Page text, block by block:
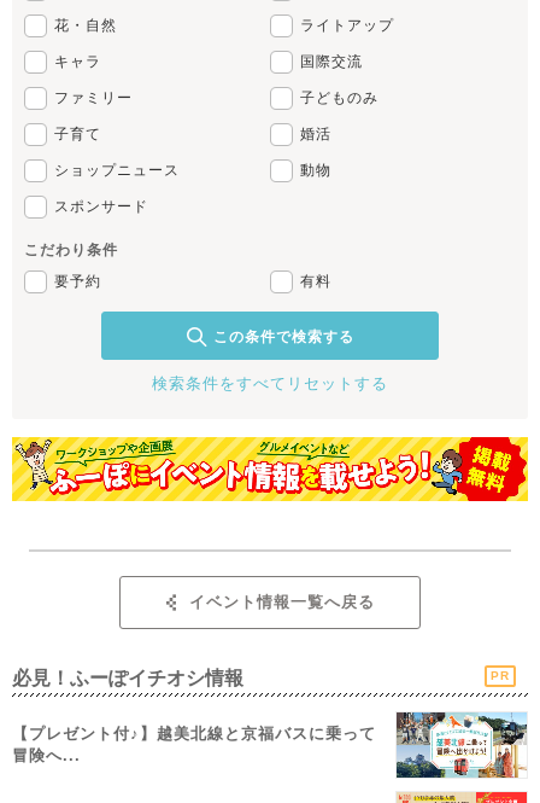
花・自然 ライトアップ
キャラ 国際交流
ファミリー 子どものみ
子育て 婚活
ショップニュース 動物
スポンサード
こだわり条件
要予約
有料
この条件で検索する
検索条件をすべてリセットする
イベント情報一覧へ戻る
必見！ふーぽイチオシ情報 PR
【プレゼント付♪】越美北線と京福バスに乗って
冒険へ...